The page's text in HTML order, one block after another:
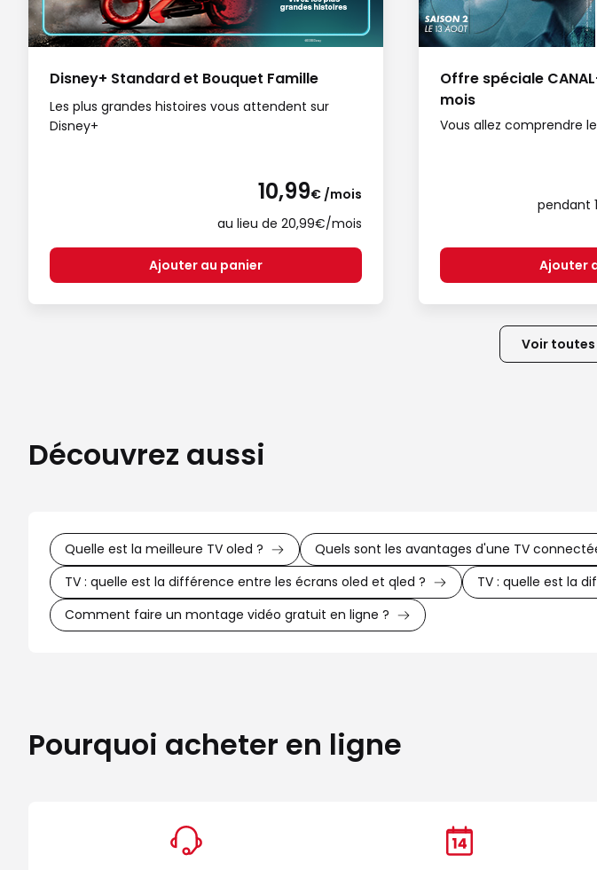
Disney+ Standard et Bouquet Famille
Les plus grandes histoires vous attendent sur
Disney+
10,99€ /mois
au lieu de 20,99€/mois
Ajouter au panier
Offre spéciale
mois
Vous allez comprendre
pendant
Ajouter
Voir
Découvrez aussi
Quelle est la meilleure TV oled ? Quels sont les avantages d'une TV
TV : quelle est la différence entre les écrans oled et qled ?
TV : quelle est la
Comment faire un montage vidéo gratuit en ligne ?
Pourquoi acheter en ligne